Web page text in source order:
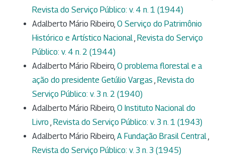
Revista do Serviço Público: v. 4 n. 1 (1944)
Adalberto Mário Ribeiro, O Serviço do Patrimônio
Histórico e Artístico Nacional, Revista do Serviço
Público: v. 4 n. 2 (1944)
Adalberto Mário Ribeiro, O problema florestal e a
ação do presidente Getúlio Vargas , Revista do
Serviço Público: v. 3 n. 2 (1940)
Adalberto Mário Ribeiro, O Instituto Nacional do
Livro , Revista do Serviço Público: v. 3 n. 1 (1943)
Adalberto Mário Ribeiro, A Fundação Brasil Central,
Revista do Serviço Público: v. 3 n. 3 (1945)